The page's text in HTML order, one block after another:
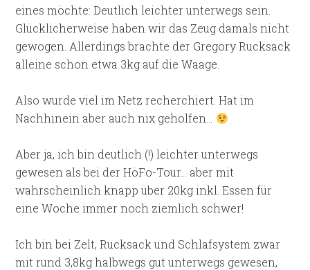
eines möchte: Deutlich leichter unterwegs sein.
Glücklicherweise haben wir das Zeug damals nicht
gewogen. Allerdings brachte der Gregory Rucksack
alleine schon etwa 3kg auf die Waage.
Also wurde viel im Netz recherchiert. Hat im
Nachhinein aber auch nix geholfen…
Aber ja, ich bin deutlich (!) leichter unterwegs
gewesen als bei der HöFo-Tour… aber mit
wahrscheinlich knapp über 20kg inkl. Essen für
eine Woche immer noch ziemlich schwer!
Ich bin bei Zelt, Rucksack und Schlafsystem zwar
mit rund 3,8kg halbwegs gut unterwegs gewesen,